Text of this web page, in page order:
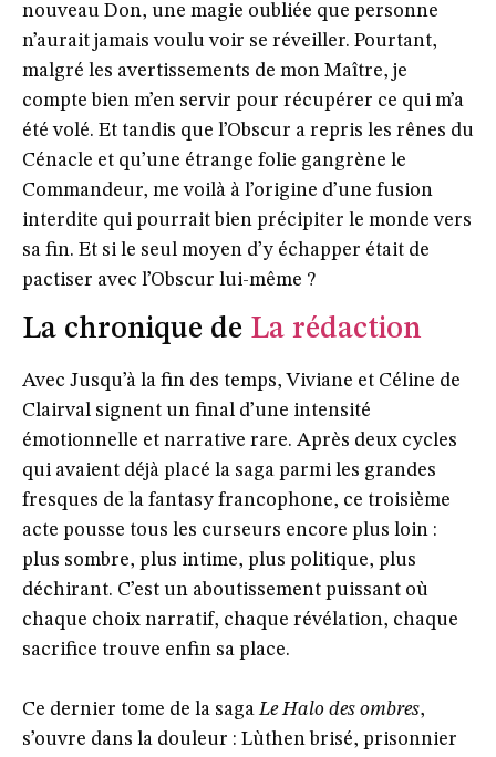
nouveau Don, une magie oubliée que personne
n’aurait jamais voulu voir se réveiller. Pourtant,
malgré les avertissements de mon Maître, je
compte bien m’en servir pour récupérer ce qui m’a
été volé. Et tandis que l’Obscur a repris les rênes du
Cénacle et qu’une étrange folie gangrène le
Commandeur, me voilà à l’origine d’une fusion
interdite qui pourrait bien précipiter le monde vers
sa fin. Et si le seul moyen d’y échapper était de
pactiser avec l’Obscur lui-même ?
La chronique de La rédaction
Avec Jusqu’à la fin des temps, Viviane et Céline de
Clairval signent un final d’une intensité
émotionnelle et narrative rare. Après deux cycles
qui avaient déjà placé la saga parmi les grandes
fresques de la fantasy francophone, ce troisième
acte pousse tous les curseurs encore plus loin :
plus sombre, plus intime, plus politique, plus
déchirant. C’est un aboutissement puissant où
chaque choix narratif, chaque révélation, chaque
sacrifice trouve enfin sa place.
Ce dernier tome de la sagaLe Halo des ombres,
s’ouvre dans la douleur : Lùthen brisé, prisonnier